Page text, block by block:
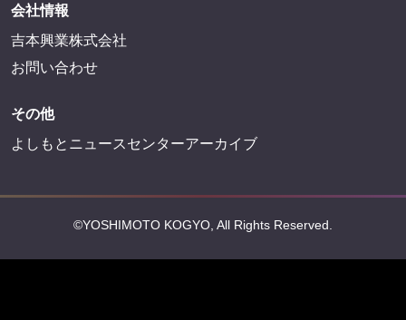
会社情報
吉本興業株式会社
お問い合わせ
その他
よしもとニュースセンターアーカイブ
©YOSHIMOTO KOGYO, All Rights Reserved.